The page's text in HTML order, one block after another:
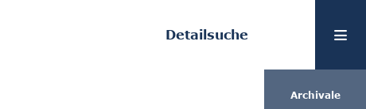
Detailsuche
Archivale